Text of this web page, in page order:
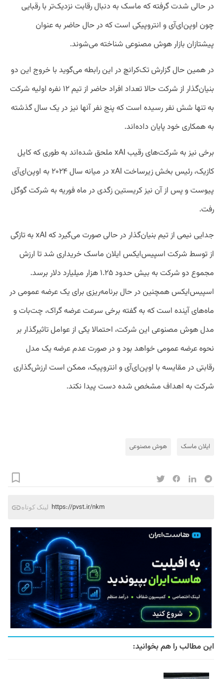
در حالی شدت گرفته که ماسک به دنبال رقابت نزدیک‌تر با رقبایی
چون اوپن‌ای‌آی و انتروپیکی است که در حال حاضر به عنوان
پیشتازان بازار هوش مصنوعی شناخته می‌شوند.
در همین حال گزارش تک‌کرانچ در این رابطه می‌گوید با خروج این دو
بنیان‌گذار از شرکت حالا تعداد افراد حاضر از تیم ۱۲ نفره اولیه شرکت
به تنها شش نفر رسیده است که پنج نفر آنها نیز در یک سال گذشته
به همکاری خود پایان داده‌اند.
برخی نیز به شرکت‌های رقیب xAI ملحق شده‌اند به طوری که کایل
کازیک، رئیس بخش زیرساخت xAI در میانه سال ۲۰۲۴ به اوپن‌ای‌آی
پیوست و پس از آن نیز کریستین زگدی در ماه فوریه به شرکت گوگل
رفت.
جدایی نیمی از تیم بنیان‌گذار در حالی صورت می‌گیرد که xAI به تازگی
از توسط شرکت اسپیس‌ایکس ایلان ماسک خریداری شد تا ارزش
مجموع دو شرکت به بیش حدود ۱.۲۵ هزار میلیارد دلار برسد.
اسپیس‌ایکس همچنین در حال برنامه‌ریزی برای یک عرضه عمومی در
ماه‌های آینده است که به گفته برخی سرعت عرضه گراک، چت‌بات و
مدل هوش مصنوعی این شرکت، احتمالا یکی از عوامل تاثیر‌گذار بر
نحوه عرضه عمومی خواهد بود و در صورت عدم عرضه یک مدل
رقابتی در مقایسه با اوپن‌ای‌آی و انتروپیک،‌ ممکن است ارزش‌گذاری
شرکت به اهداف مشخص شده دست پیدا نکند.
ایلان ماسک هوش مصنوعی
لینک کوتاه https://pvst.ir/nkm
این مطالب را هم بخوانید: